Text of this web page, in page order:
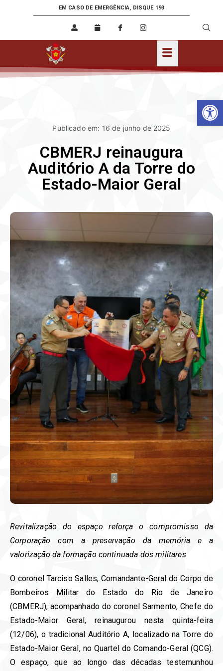
EM CASO DE EMERGÊNCIA, DISQUE 193
Publicado em: 16 de junho de 2025
CBMERJ reinaugura
Auditório A da Torre do
Estado-Maior Geral
Revitalização do espaço reforça o compromisso da
Corporação com a preservação da memória e a
valorização da formação continuada dos militares
O coronel Tarciso Salles, Comandante-Geral do Corpo de
Bombeiros Militar do Estado do Rio de Janeiro
(CBMERJ), acompanhado do coronel Sarmento, Chefe do
Estado-Maior Geral, reinaugurou nesta quinta-feira
(12/06), o tradicional Auditório A, localizado na Torre do
Estado-Maior Geral, no Quartel do Comando-Geral (QCG).
O espaço, que ao longo das décadas testemunhou